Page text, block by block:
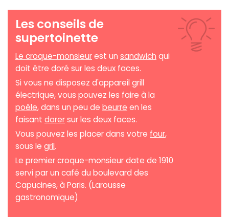
Les conseils de
supertoinette
Le croque-monsieurest un sandwich qui
doit être doré sur les deux faces.
Si vous ne disposez d'appareil grill
électrique, vous pouvez les faire à la
poêle, dans un peu de beurre en les
faisant dorersur les deux faces.
Vous pouvez les placer dans votre four,
sous le gril.
Le premier croque-monsieur date de 1910
servi par un café du boulevard des
Capucines, à Paris. (Larousse
gastronomique)